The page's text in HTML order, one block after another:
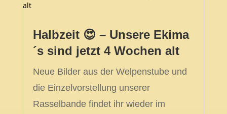
Halbzeit 😍 – Unsere Ekima
´s sind jetzt 4 Wochen alt
Neue Bilder aus der Welpenstube und
die Einzelvorstellung unserer
Rasselbande findet ihr wieder im